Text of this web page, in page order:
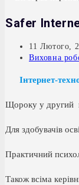
Safer
Запис
11 Лютого,
Категорія
Виховна
Інтернет-
Щороку у другий
Для здобувачів
Практичний
Також всіма